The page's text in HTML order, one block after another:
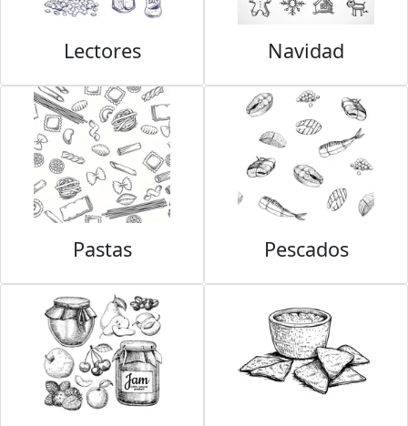
Lectores Navidad
Pastas Pescados